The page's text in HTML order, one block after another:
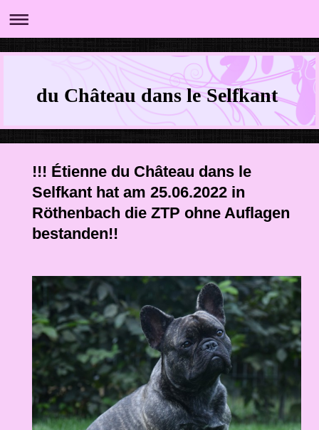
du Château dans le Selfkant
!!! Étienne du Château dans le
Selfkant hat am 25.06.2022 in
Röthenbach die ZTP ohne Auflagen
bestanden!!